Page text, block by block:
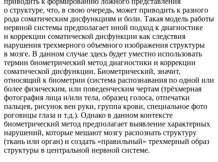
о структуре, что, в свою очередь, может приводить к разного
рода соматическим дисфункциям и боли. Такая модель работы
нервной системы предполагает иной подход к диагностике
и коррекции соматической дисфункции как следствия
нарушения трехмерного объемного изображения структуры
в мозге. В данном случае здесь будет уместно использовать
термин биометрический метод диагностики и коррекции
соматической дисфункции. Биометрический, значит,
относящий к биометрии (система распознавания по одной или
более физическим, или поведенческим чертам (трёхмерная
фотография лица и/или тела, образец голоса, отпечатки
пальцев, рисунок вен руки, группа крови, специальное фото
роговицы глаза и т.д.). Однако в данном контексте
биометрический метод предполагает выявление характерных
нарушений, которые мешают мозгу распознать структуру
(ткань или орган) и создать «правильный» трехмерный образ
структуры в центральной нервной системе.